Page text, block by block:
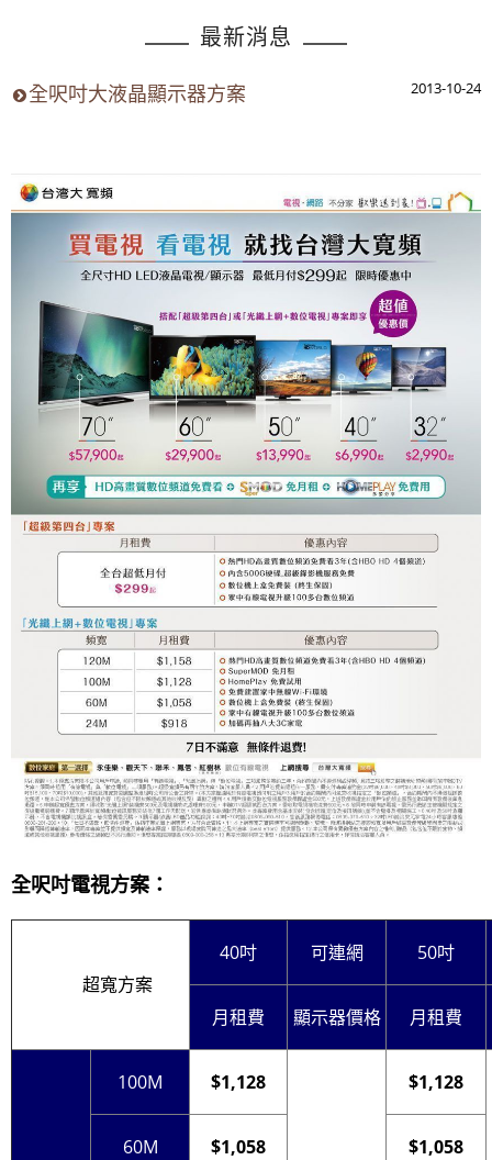
最新消息
2013-10-24
全呎吋大液晶顯示器方案
全呎吋電視方案：
超寬方案
40吋 可連網 50吋
月租費 顯示器價格 月租費
100M $1,128 $1,128
60M $1,058 $1,058